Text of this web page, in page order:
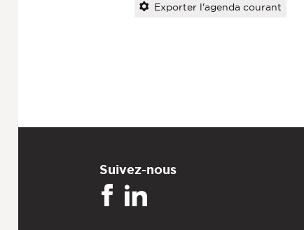
Exporter l'agenda courant
Suivez-nous